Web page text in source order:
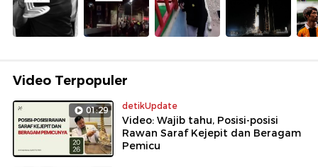
Video Terpopuler
01:29 detikUpdate
Video: Wajib tahu, Posisi-posisi
Rawan Saraf Kejepit dan Beragam
Pemicu